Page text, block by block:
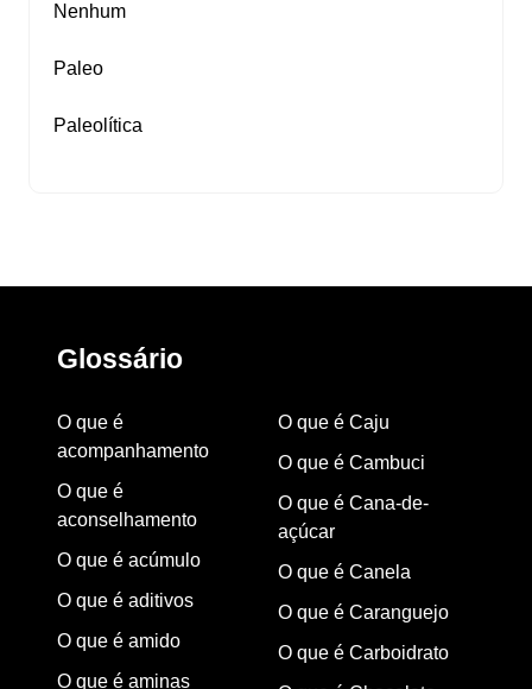
Nenhum
Paleo
Paleolítica
Glossário
O que é
acompanhamento
O que é
aconselhamento
O que é acúmulo
O que é aditivos
O que é amido
O que é aminas
O que é Caju
O que é Cambuci
O que é Cana-de-
açúcar
O que é Canela
O que é Caranguejo
O que é Carboidrato